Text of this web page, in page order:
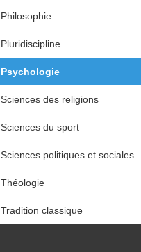
Philosophie
Pluridiscipline
Psychologie
Sciences des religions
Sciences du sport
Sciences politiques et sociales
Théologie
Tradition classique